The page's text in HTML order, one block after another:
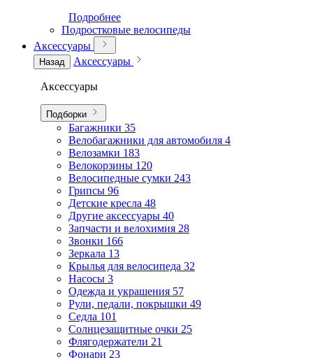
Подробнее
Подростковые велосипеды
Аксессуары
Назад Аксессуары
Аксессуары
Подборки
Багажники 35
Велобагажники для автомобиля 4
Велозамки 183
Велокорзины 120
Велосипедные сумки 243
Грипсы 96
Детские кресла 48
Другие аксессуары 40
Запчасти и велохимия 28
Звонки 166
Зеркала 13
Крылья для велосипеда 32
Насосы 3
Одежда и украшения 57
Рули, педали, покрышки 49
Седла 101
Солнцезащитные очки 25
Флягодержатели 21
Фонари 23